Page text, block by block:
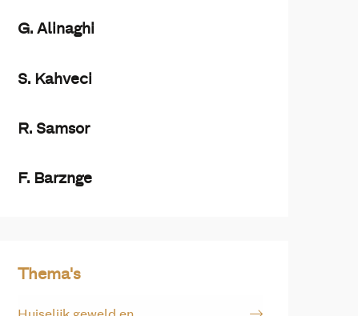
G. Alinaghi
S. Kahveci
R. Samsor
F. Barznge
Thema's